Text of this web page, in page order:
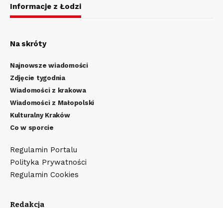
Informacje z Łodzi
Na skróty
Najnowsze wiadomości
Zdjęcie tygodnia
Wiadomości z krakowa
Wiadomości z Małopolski
Kulturalny Kraków
Co w sporcie
Regulamin Portalu
Polityka Prywatności
Regulamin Cookies
Redakcja